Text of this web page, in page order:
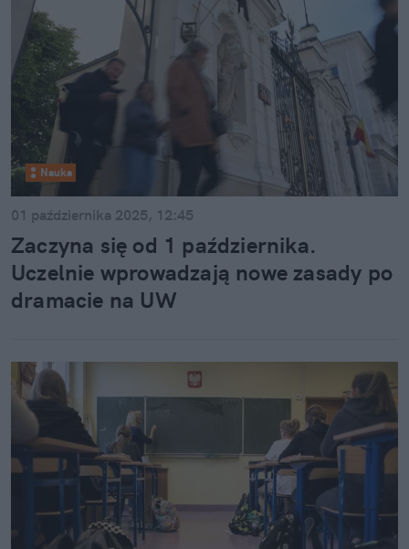
Nauka
01 października 2025, 12:45
Zaczyna się od 1 października.
Uczelnie wprowadzają nowe zasady po
dramacie na UW